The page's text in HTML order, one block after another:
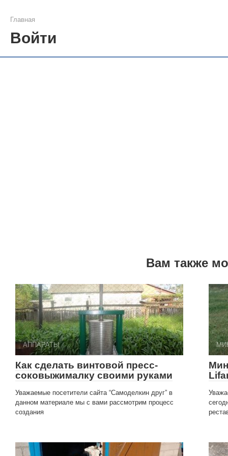
Главная
Войти
Вам также
АППАРАТЫ
Как сделать винтовой пресс-
соковыжималку своими руками
Уважаемые посетители сайта “Самоделкин друг” в
данном материале мы с вами рассмотрим процесс
создания